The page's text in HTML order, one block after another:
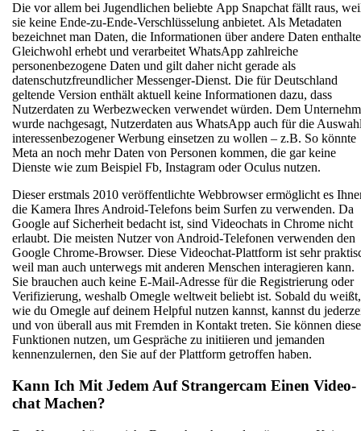
Die vor allem bei Jugendlichen beliebte App Snapchat fällt raus,
sie keine Ende-zu-Ende-Verschlüsselung anbietet. Als Metadaten
bezeichnet man Daten, die Informationen über andere Daten
Gleichwohl erhebt und verarbeitet WhatsApp zahlreiche
personenbezogene Daten und gilt daher nicht gerade als
datenschutzfreundlicher Messenger-Dienst. Die für Deutschland
geltende Version enthält aktuell keine Informationen dazu, dass
Nutzerdaten zu Werbezwecken verwendet würden. Dem
wurde nachgesagt, Nutzerdaten aus WhatsApp auch für die
interessenbezogener Werbung einsetzen zu wollen – z.B. So könnte
Meta an noch mehr Daten von Personen kommen, die gar keine
Dienste wie zum Beispiel Fb, Instagram oder Oculus nutzen.
Dieser erstmals 2010 veröffentlichte Webbrowser ermöglicht es
die Kamera Ihres Android-Telefons beim Surfen zu verwenden. Da
Google auf Sicherheit bedacht ist, sind Videochats in Chrome nicht
erlaubt. Die meisten Nutzer von Android-Telefonen verwenden den
Google Chrome-Browser. Diese Videochat-Plattform ist sehr
weil man auch unterwegs mit anderen Menschen interagieren kann.
Sie brauchen auch keine E-Mail-Adresse für die Registrierung oder
Verifizierung, weshalb Omegle weltweit beliebt ist. Sobald du weißt,
wie du Omegle auf deinem Helpful nutzen kannst, kannst du
und von überall aus mit Fremden in Kontakt treten. Sie können diese
Funktionen nutzen, um Gespräche zu initiieren und jemanden
kennenzulernen, den Sie auf der Plattform getroffen haben.
Kann Ich Mit Jedem Auf Strangercam Einen Video-
chat Machen?